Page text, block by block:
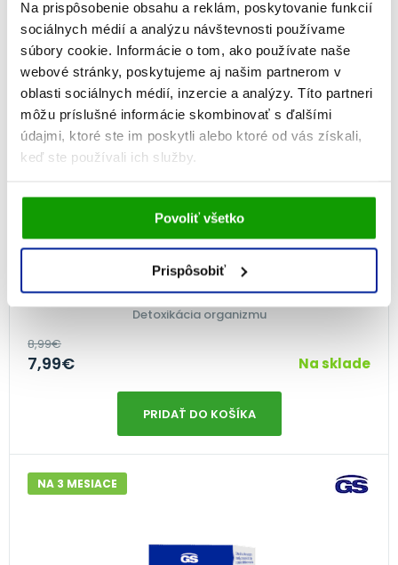
Na prispôsobenie obsahu a reklám, poskytovanie funkcií
sociálnych médií a analýzu návštevnosti používame
súbory cookie. Informácie o tom, ako používate naše
webové stránky, poskytujeme aj našim partnerom v
oblasti sociálnych médií, inzercie a analýzy. Títo partneri
môžu príslušné informácie skombinovať s ďalšími
údajmi, ktoré ste im poskytli alebo ktoré od vás získali,
keď ste používali ich služby.
Vami udelený súhlas bude uchovávaný po dobu jedného
roka. Zmenu nastavení Vami odsúhlasených cookies
môžete upraviť v časti stránkyInformácie o cookies.
Povoliť všetko
Prispôsobiť
GS Pestrec MARIÁNSKY, 60 tabliet
NA 2 MESIACE
Detoxikácia organizmu
-11%
8,99€
7,99€ Na sklade
PRIDAŤ DO KOŠÍKA
NA 3 MESIACE